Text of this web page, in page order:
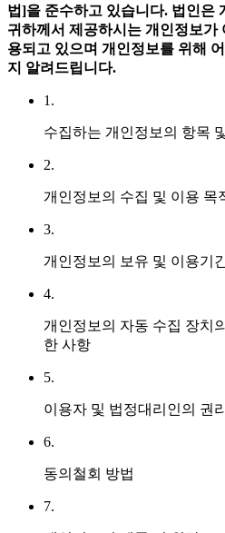
법]을 준수하고 있습니다. 법인은
귀하께서 제공하시는 개인정보가
용되고 있으며 개인정보를 위해
지 알려드립니다.
1.
수집하는 개인정보의 항목
2.
개인정보의 수집 및 이용 목
3.
개인정보의 보유 및 이용기
4.
개인정보의 자동 수집 장치
한 사항
5.
이용자 및 법정대리인의 권
6.
동의철회 방법
7.